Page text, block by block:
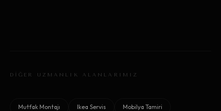
DİĞER UZMANLIK ALANLARIMIZ
Mutfak Montajı Ikea Servis Mobilya Tamiri